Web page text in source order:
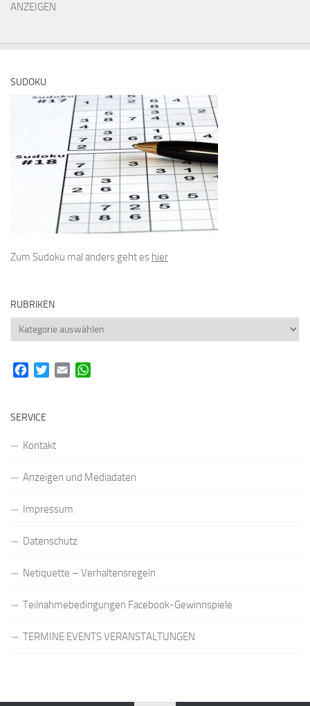
ANZEIGEN
SUDOKU
Zum Sudoku mal anders geht es hier
RUBRIKEN
Rubriken
FacebookTwitterEmail
SERVICE
Kontakt
Anzeigen und Mediadaten
Impressum
Datenschutz
Netiquette – Verhaltensregeln
Teilnahmebedingungen Facebook-Gewinnspiele
TERMINE EVENTS VERANSTALTUNGEN